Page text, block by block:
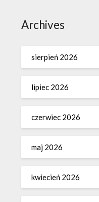
Archives
sierpień 2026
lipiec 2026
czerwiec 2026
maj 2026
kwiecień 2026